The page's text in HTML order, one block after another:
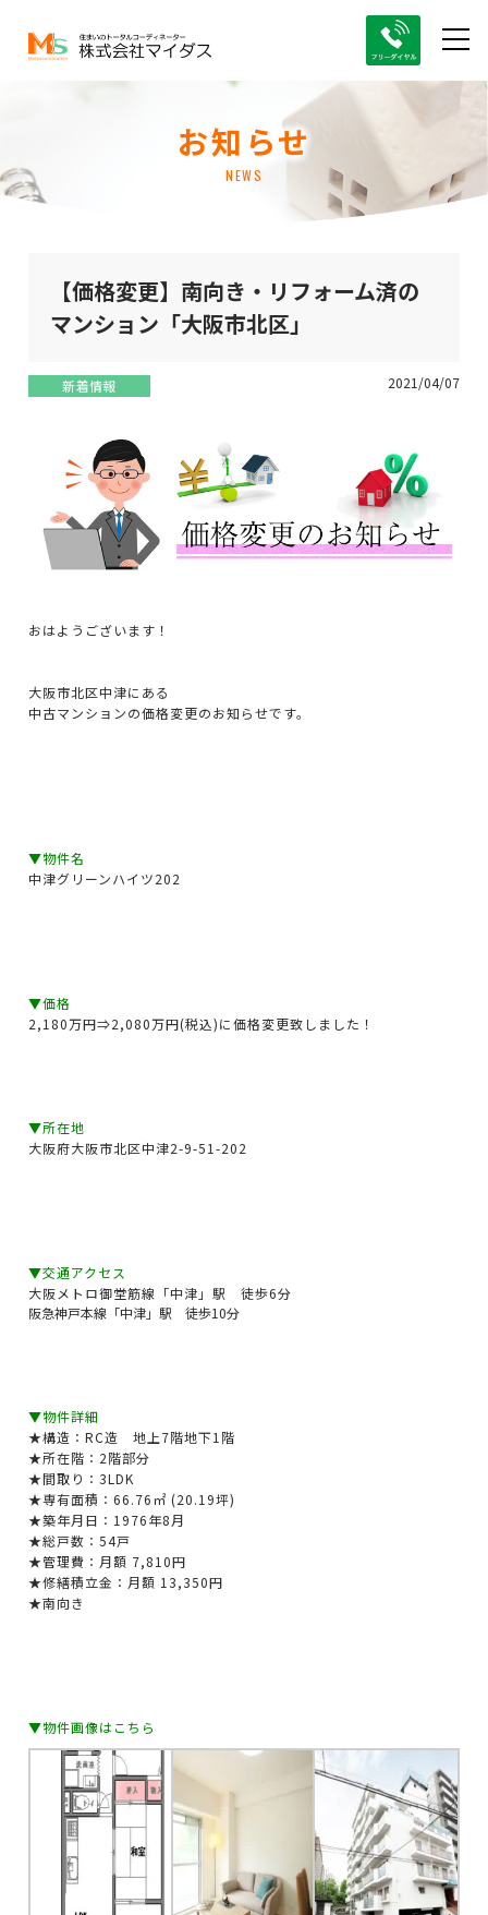
お知らせ
NEWS
【価格変更】南向き・リフォーム済の
マンション「大阪市北区」
新着情報 2021/04/07
おはようございます！
大阪市北区中津にある
中古マンションの価格変更のお知らせです。
▼物件名
中津グリーンハイツ202
▼価格
2,180万円⇒2,080万円(税込)に価格変更致しました！
▼所在地
大阪府大阪市北区中津2-9-51-202
▼交通アクセス
大阪メトロ御堂筋線「中津」駅 徒歩6分
阪急神戸本線「中津」駅 徒歩10分
▼物件詳細
★構造：RC造 地上7階地下1階
★所在階：2階部分
★間取り：3LDK
★専有面積：66.76㎡ (20.19坪)
★築年月日：1976年8月
★総戸数：54戸
★管理費：月額 7,810円
★修繕積立金：月額 13,350円
★南向き
▼物件画像はこちら